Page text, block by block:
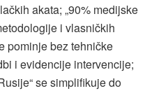
akata; „90% medijske
i vlasničkih
pominje bez tehničke
i evidencije intervencije;
se simplifikuje do